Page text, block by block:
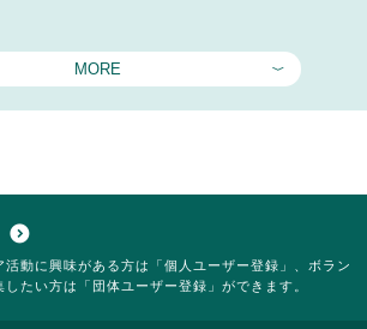
MORE
expand_circle_down
活動に興味がある方は「個人ユーザー登録」、ボラン
たい方は「団体ユーザー登録」ができます。